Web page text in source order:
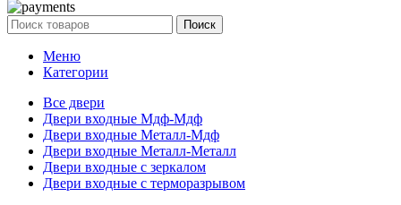
Поиск
Меню
Категории
Все двери
Двери входные Мдф-Мдф
Двери входные Металл-Мдф
Двери входные Металл-Металл
Двери входные с зеркалом
Двери входные с терморазрывом